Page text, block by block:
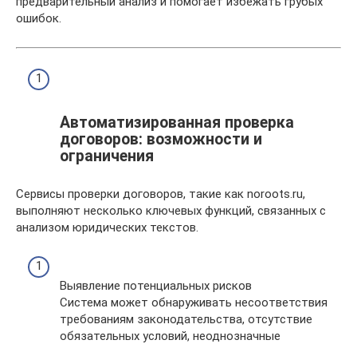
ошибок.
Автоматизированная проверка
договоров: возможности и
ограничения
Сервисы проверки договоров, такие как noroots.ru,
выполняют несколько ключевых функций, связанных с
анализом юридических текстов.
Выявление потенциальных рисков
Система может обнаруживать несоответствия
требованиям законодательства, отсутствие
обязательных условий, неоднозначные